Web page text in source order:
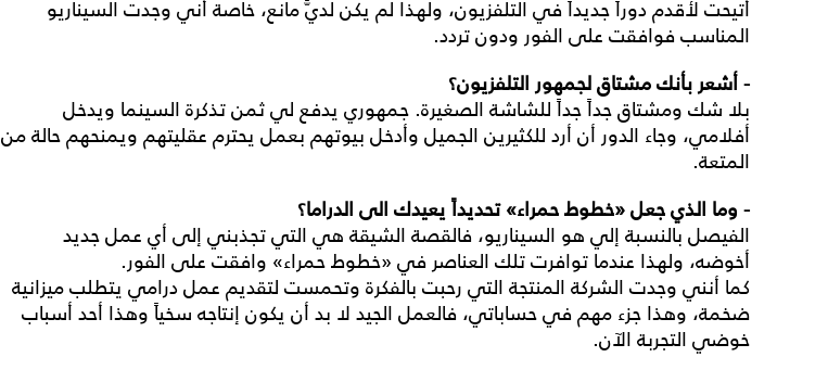
أتيحت لأقدم دوراً جديداً في التلفزيون، ولهذا لم يكن لديَّ مانع، خاصة أني وجدت السيناريو
المناسب فوافقت على الفور ودون تردد.
- أشعر بأنك مشتاق لجمهور التلفزيون؟
بلا شك ومشتاق جداً جداً للشاشة الصغيرة. جمهوري يدفع لي ثمن تذكرة السينما ويدخل
أفلامي، وجاء الدور أن أرد للكثيرين الجميل وأدخل بيوتهم بعمل يحترم عقليتهم ويمنحهم حالة من
المتعة.
- وما الذي جعل «خطوط حمراء» تحديداً يعيدك الى الدراما؟
الفيصل بالنسبة إلي هو السيناريو، فالقصة الشيقة هي التي تجذبني إلى أي عمل جديد
أخوضه، ولهذا عندما توافرت تلك العناصر في «خطوط حمراء» وافقت على الفور.
كما أنني وجدت الشركة المنتجة التي رحبت بالفكرة وتحمست لتقديم عمل درامي يتطلب ميزانية
ضخمة، وهذا جزء مهم في حساباتي، فالعمل الجيد لا بد أن يكون إنتاجه سخياً وهذا أحد أسباب
خوضي التجربة الآن.